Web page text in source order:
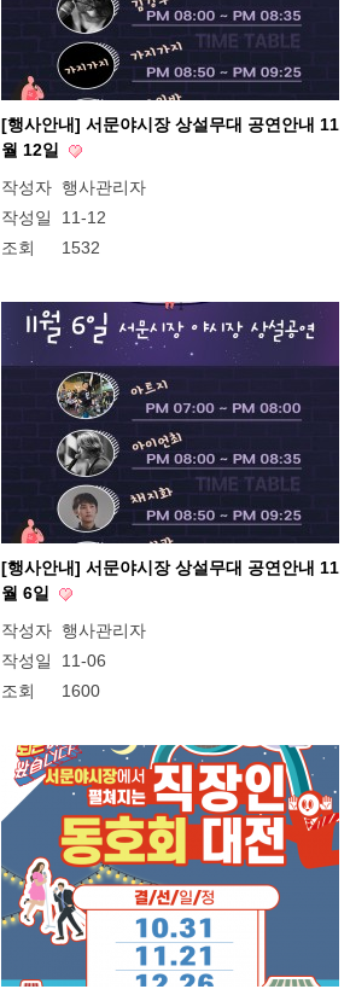
[행사안내] 서문야시장 상설무대 공연안내 11
월 12일
작성자 행사관리자
작성일
11-12
조회
1532
[행사안내] 서문야시장 상설무대 공연안내 11
월 6일
작성자 행사관리자
작성일
11-06
조회
1600